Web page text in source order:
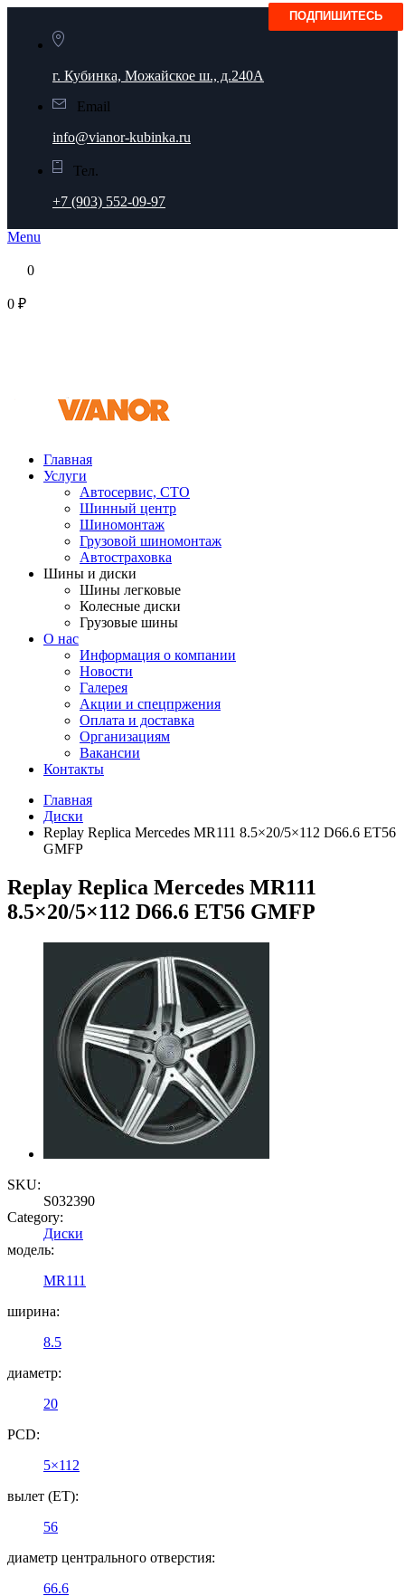
г. Кубинка, Можайское ш., д.240А
Email
info@vianor-kubinka.ru
Тел.
+7 (903) 552-09-97
Menu
0
0 ₽
Главная
Услуги
Автосервис, СТО
Шинный центр
Шиномонтаж
Грузовой шиномонтаж
Автостраховка
Шины и диски
Шины легковые
Колесные диски
Грузовые шины
О нас
Информация о компании
Новости
Галерея
Акции и спецпржения
Оплата и доставка
Организациям
Вакансии
Контакты
Главная
Диски
Replay Replica Mercedes MR111 8.5×20/5×112 D66.6 ET56
GMFP
Replay Replica Mercedes MR111
8.5×20/5×112 D66.6 ET56 GMFP
SKU:
S032390
Category:
Диски
модель:
MR111
ширина:
8.5
диаметр:
20
PCD:
5×112
вылет (ET):
56
диаметр центрального отверстия:
66.6